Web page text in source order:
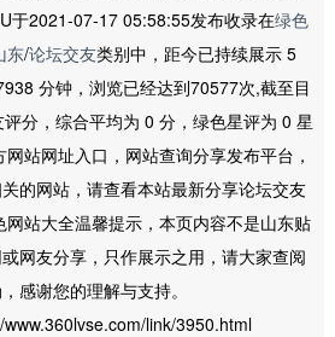
于2021-07-17 05:58:55发布收录在绿色
东/论坛交友类别中，距今已持续展示 5
分钟，浏览已经达到70577次,截至目
分，综合平均为 0 分，绿色星评为 0 星
站网址入口，网站查询分享发布平台，
的网站，请查看本站最新分享论坛交友
站大全温馨提示，本页内容不是山东贴
网友分享，只作展示之用，请大家查阅
感谢您的理解与支持。
link/3950.html